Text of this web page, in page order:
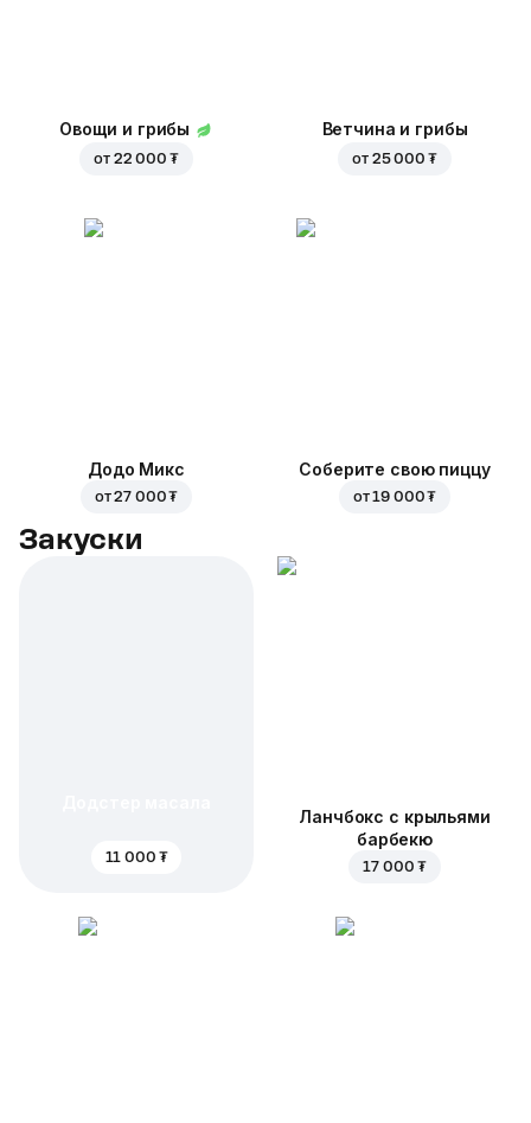
Овощи и грибы
от 22 000 ₮
Ветчина и грибы
от 25 000 ₮
Додо Микс
от27 000 ₮
Соберите свою пиццу
от19 000 ₮
Закуски
11 000 ₮
Ланчбокс с крыльями
барбекю
17 000 ₮